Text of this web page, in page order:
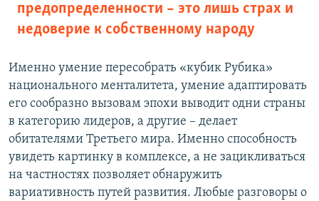
предопределенности – это лишь страх и
недоверие к собственному народу
Именно умение пересобрать «кубик Рубика»
национального менталитета, умение адаптировать
его сообразно вызовам эпохи выводит одни страны
в категорию лидеров, а другие – делает
обитателями Третьего мира. Именно способность
увидеть картинку в комплексе, а не зацикливаться
на частностях позволяет обнаружить
вариативность путей развития. Любые разговоры о